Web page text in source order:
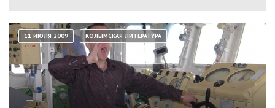
11 ИЮЛЯ 2009 КОЛЫМСКАЯ ЛИТЕРАТУРА